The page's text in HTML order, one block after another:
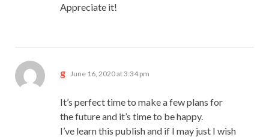
Appreciate it!
g says:
June 16, 2020 at 3:34 pm
It’s perfect time to make a few plans for
the future and it’s time to be happy.
I’ve learn this publish and if I may just I wish